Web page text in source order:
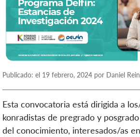
Publicado: el 19 febrero, 2024 por Daniel
Esta convocatoria está dirigida a los
konradistas de pregrado y posgrado
del conocimiento, interesados/as